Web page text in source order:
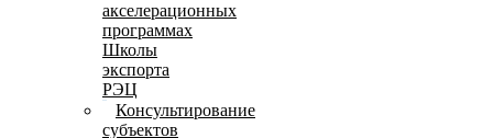
акселерационных
программах
Школы
экспорта
РЭЦ
Консультирование
субъектов